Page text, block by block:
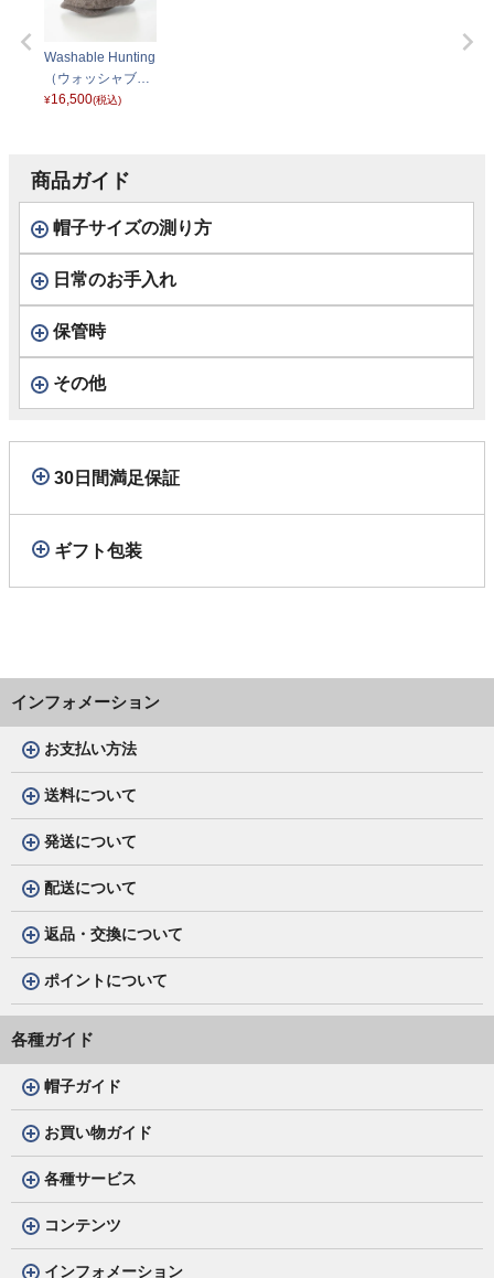
Washable Hunting
（ウォッシャブル
ハンチング） ブラ
¥16,500(税込)
商品ガイド
帽子サイズの測り方
日常のお手入れ
保管時
その他
30日間満足保証
ギフト包装
インフォメーション
お支払い方法
送料について
発送について
配送について
返品・交換について
ポイントについて
各種ガイド
帽子ガイド
お買い物ガイド
各種サービス
コンテンツ
インフォメーション